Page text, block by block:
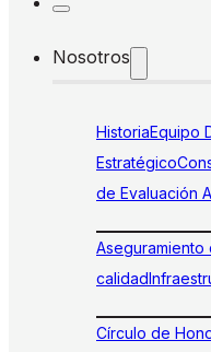
Nosotros
HistoriaEquipo
Estratégico
de Evaluación
Aseguramiento
calidad
Círculo de